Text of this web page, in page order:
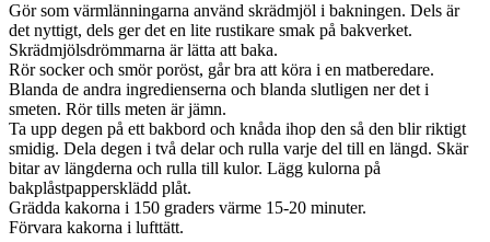
Gör som värmlänningarna använd skrädmjöl i bakningen. Dels är
det nyttigt, dels ger det en lite rustikare smak på bakverket.
Skrädmjölsdrömmarna är lätta att baka.
Rör socker och smör poröst, går bra att köra i en matberedare.
Blanda de andra ingredienserna och blanda slutligen ner det i
smeten. Rör tills meten är jämn.
Ta upp degen på ett bakbord och knåda ihop den så den blir riktigt
smidig. Dela degen i två delar och rulla varje del till en längd. Skär
bitar av längderna och rulla till kulor. Lägg kulorna på
bakplåstpappersklädd plåt.
Grädda kakorna i 150 graders värme 15-20 minuter.
Förvara kakorna i lufttätt.